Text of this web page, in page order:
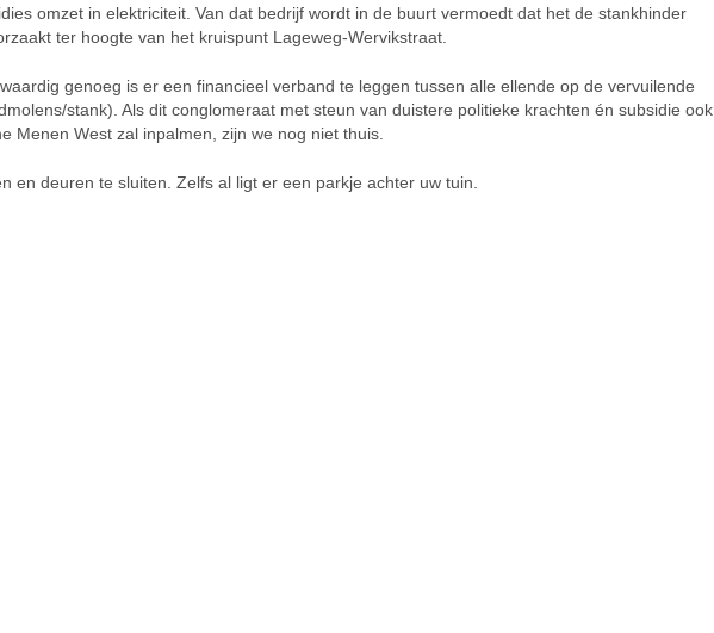
omzet in elektriciteit. Van dat bedrijf wordt in de buurt vermoedt dat het de stankhinder
ter hoogte van het kruispunt Lageweg-Wervikstraat.
genoeg is er een financieel verband te leggen tussen alle ellende op de vervuilende
stank). Als dit conglomeraat met steun van duistere politieke krachten én subsidie ook
Menen West zal inpalmen, zijn we nog niet thuis.
en deuren te sluiten. Zelfs al ligt er een parkje achter uw tuin.